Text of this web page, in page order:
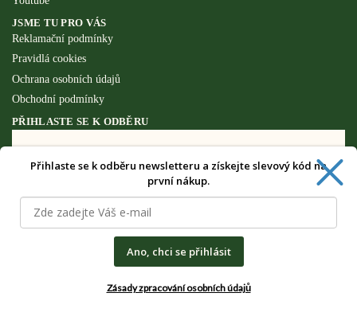
JSME TU PRO VÁS
Reklamační podmínky
Pravidlá cookies
Ochrana osobních údajů
Obchodní podmínky
PŘIHLASTE SE K ODBĚRU
Získejte speciální výhody pouze pro
odběratele newsletteru.
CHCI SPECIÁLNÍ VÝHODY
Přihlaste se k odběru newsletteru a získejte slevový kód na
první nákup.
Ano, chci se přihlásit
Zásady zpracování osobních údajů